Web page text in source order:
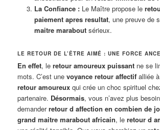
La Confiance :Le Maître propose le
paiement apres resultat, une preuve de
maitre maraboutsérieux.
LE RETOUR DE L’ÊTRE AIMÉ : UNE FORCE
En effet, leretour amoureux puissant ne se
mots. C’est unevoyance retour affectif alliée
retour amoureux qui crée un choc spirituel
partenaire. Désormais, vous n’avez plus
demanderretour d affection en combien de
grand maitre marabout africain, leretour d